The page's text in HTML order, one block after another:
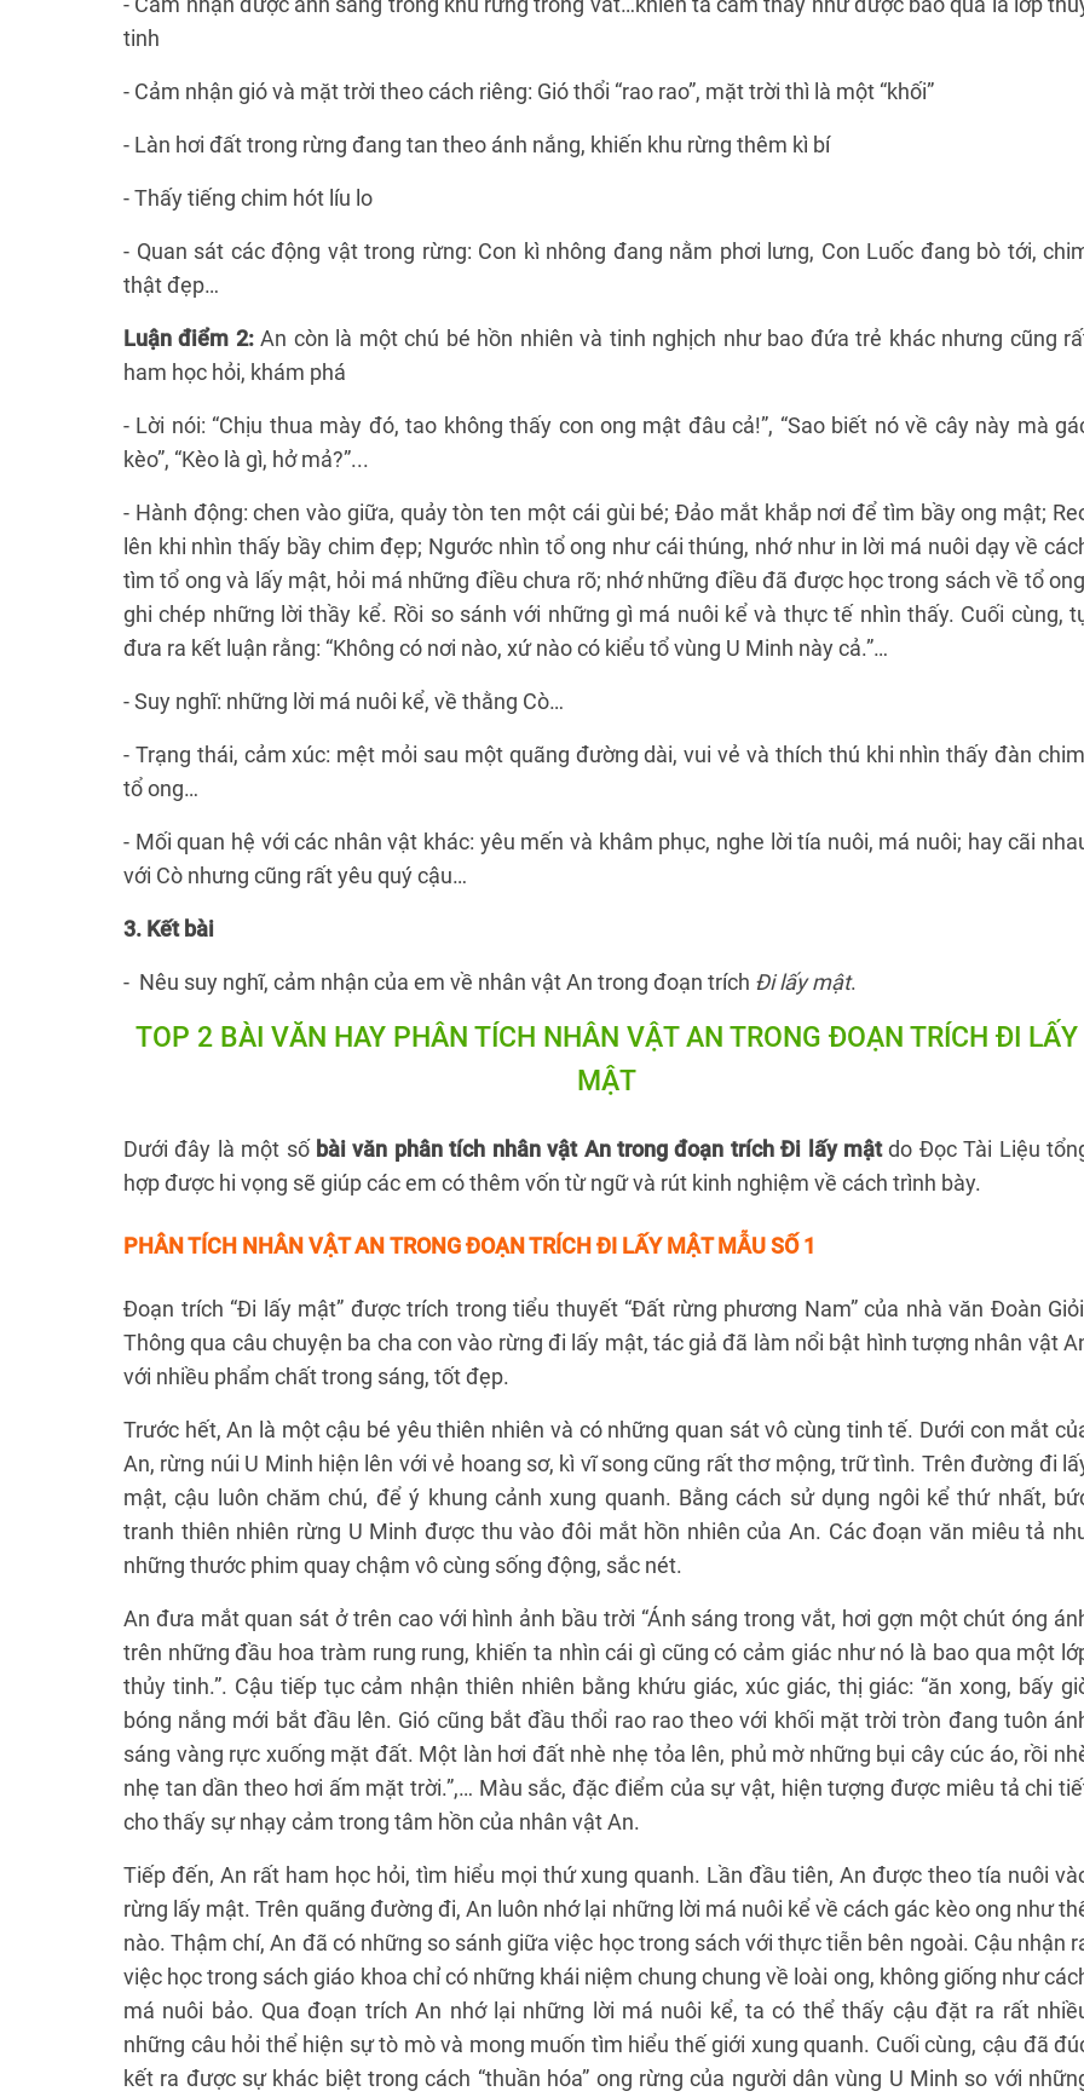
tinh
- Cảm nhận gió và mặt trời theo cách riêng: Gió thổi “rao rao”, mặt trời thì là một “khối”
- Làn hơi đất trong rừng đang tan theo ánh nắng, khiến khu rừng thêm kì bí
- Thấy tiếng chim hót líu lo
- Quan sát các động vật trong rừng: Con kì nhông đang nằm phơi lưng, Con Luốc đang bò tới,
thật đẹp…
Luận điểm 2:An còn là một chú bé hồn nhiên và tinh nghịch như bao đứa trẻ khác nhưng cũng
ham học hỏi, khám phá
- Lời nói: “Chịu thua mày đó, tao không thấy con ong mật đâu cả!”, “Sao biết nó về cây này mà
kèo”, “Kèo là gì, hở mả?”...
- Hành động: chen vào giữa, quảy tòn ten một cái gùi bé; Đảo mắt khắp nơi để tìm bầy ong mật;
lên khi nhìn thấy bầy chim đẹp; Ngước nhìn tổ ong như cái thúng, nhớ như in lời má nuôi dạy về
tìm tổ ong và lấy mật, hỏi má những điều chưa rõ; nhớ những điều đã được học trong sách về tổ
ghi chép những lời thầy kể. Rồi so sánh với những gì má nuôi kể và thực tế nhìn thấy. Cuối cùng,
đưa ra kết luận rằng: “Không có nơi nào, xứ nào có kiểu tổ vùng U Minh này cả.”…
- Suy nghĩ: những lời má nuôi kể, về thằng Cò…
- Trạng thái, cảm xúc: mệt mỏi sau một quãng đường dài, vui vẻ và thích thú khi nhìn thấy đàn
tổ ong…
- Mối quan hệ với các nhân vật khác: yêu mến và khâm phục, nghe lời tía nuôi, má nuôi; hay cãi
với Cò nhưng cũng rất yêu quý cậu…
3. Kết bài
- Nêu suy nghĩ, cảm nhận của em về nhân vật An trong đoạn trích Đi lấy mật.
TOP 2 BÀI VĂN HAY PHÂN TÍCH NHÂN VẬT AN TRONG ĐOẠN TRÍCH ĐI LẤY
MẬT
Dưới đây là một số bài văn phân tích nhân vật An trong đoạn trích Đi lấy mậtdo Đọc Tài Liệu
hợp được hi vọng sẽ giúp các em có thêm vốn từ ngữ và rút kinh nghiệm về cách trình bày.
PHÂN TÍCH NHÂN VẬT AN TRONG ĐOẠN TRÍCH ĐI LẤY MẬTMẪU SỐ 1
Đoạn trích “Đi lấy mật” được trích trong tiểu thuyết “Đất rừng phương Nam” của nhà văn Đoàn
Thông qua câu chuyện ba cha con vào rừng đi lấy mật, tác giả đã làm nổi bật hình tượng nhân vật
với nhiều phẩm chất trong sáng, tốt đẹp.
Trước hết, An là một cậu bé yêu thiên nhiên và có những quan sát vô cùng tinh tế. Dưới con mắt
An, rừng núi U Minh hiện lên với vẻ hoang sơ, kì vĩ song cũng rất thơ mộng, trữ tình. Trên đường đi
mật, cậu luôn chăm chú, để ý khung cảnh xung quanh. Bằng cách sử dụng ngôi kể thứ nhất,
tranh thiên nhiên rừng U Minh được thu vào đôi mắt hồn nhiên của An. Các đoạn văn miêu tả
những thước phim quay chậm vô cùng sống động, sắc nét.
An đưa mắt quan sát ở trên cao với hình ảnh bầu trời “Ánh sáng trong vắt, hơi gợn một chút óng
trên những đầu hoa tràm rung rung, khiến ta nhìn cái gì cũng có cảm giác như nó là bao qua một
thủy tinh.”. Cậu tiếp tục cảm nhận thiên nhiên bằng khứu giác, xúc giác, thị giác: “ăn xong, bấy
bóng nắng mới bắt đầu lên. Gió cũng bắt đầu thổi rao rao theo với khối mặt trời tròn đang tuôn
sáng vàng rực xuống mặt đất. Một làn hơi đất nhè nhẹ tỏa lên, phủ mờ những bụi cây cúc áo, rồi
nhẹ tan dần theo hơi ấm mặt trời.”,… Màu sắc, đặc điểm của sự vật, hiện tượng được miêu tả chi
cho thấy sự nhạy cảm trong tâm hồn của nhân vật An.
Tiếp đến, An rất ham học hỏi, tìm hiểu mọi thứ xung quanh. Lần đầu tiên, An được theo tía nuôi
rừng lấy mật. Trên quãng đường đi, An luôn nhớ lại những lời má nuôi kể về cách gác kèo ong như
nào. Thậm chí, An đã có những so sánh giữa việc học trong sách với thực tiễn bên ngoài. Cậu nhận
việc học trong sách giáo khoa chỉ có những khái niệm chung chung về loài ong, không giống như
má nuôi bảo. Qua đoạn trích An nhớ lại những lời má nuôi kể, ta có thể thấy cậu đặt ra rất
những câu hỏi thể hiện sự tò mò và mong muốn tìm hiểu thế giới xung quanh. Cuối cùng, cậu đã
kết ra được sự khác biệt trong cách “thuần hóa” ong rừng của người dân vùng U Minh so với